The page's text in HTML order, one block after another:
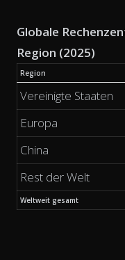
Globale
Region (2025)
Region
Vereinigte Staaten
Europa
China
Rest der Welt
Weltweit gesamt